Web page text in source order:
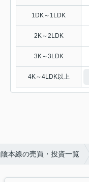
1DK～1LDK
2K～2LDK
3K～3LDK
4K～4LDK以上
本線の売買・投資一覧